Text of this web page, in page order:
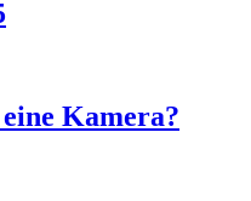
Kamera?